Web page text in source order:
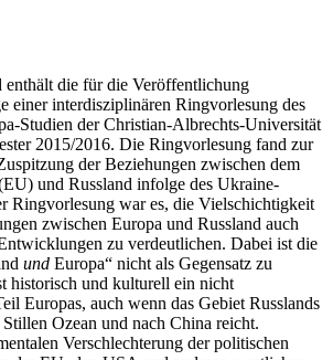
enthält die für die Veröffentlichung
einer interdisziplinären Ringvorlesung des
Studien der Christian-Albrechts-Universität
2015/2016. Die Ringvorlesung fand zur
der Beziehungen zwischen dem
und Russland infolge des Ukraine-
Ringvorlesung war es, die Vielschichtigkeit
zwischen Europa und Russland auch
zu verdeutlichen. Dabei ist die
und Europa“ nicht als Gegensatz zu
historisch und kulturell ein nicht
Europas, auch wenn das Gebiet Russlands
Ozean und nach China reicht.
Verschlechterung der politischen